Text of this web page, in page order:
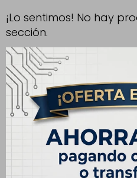
¡Lo sentimos! No hay
sección.
Inténtalo nuevamente con otros
otras secciones de nuestro
Filtrando por: Procesador:AMD